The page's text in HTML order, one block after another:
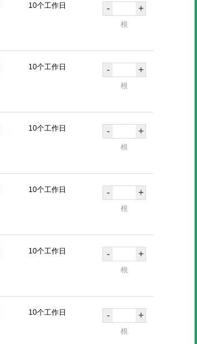
10个工作日 - +
根
10个工作日 - +
根
10个工作日 - +
根
10个工作日 - +
根
10个工作日 - +
根
10个工作日 - +
根